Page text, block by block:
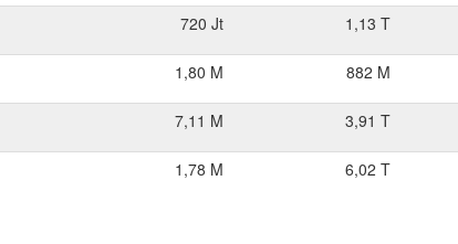
720 Jt 1,13 T
1,80 M 882 M
7,11 M 3,91 T
1,78 M 6,02 T